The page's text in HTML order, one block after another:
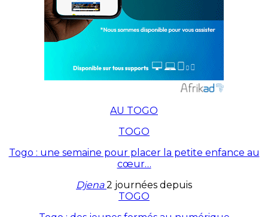
AU TOGO
TOGO
Togo : une semaine pour placer la petite enfance au
cœur…
Djena2 journées depuis
TOGO